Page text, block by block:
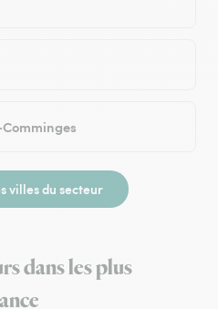
villes du secteur
dans les plus